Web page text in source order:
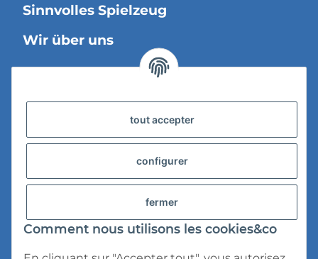
Sinnvolles Spielzeug
Wir über uns
Versandinformationen
AGB
tout accepter
configurer
fermer
Comment nous utilisons les cookies&co